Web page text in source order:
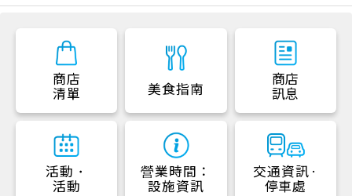
商店
清單 美食指南
商店
訊息
活動・
活動
營業時間：
設施資訊
交通資訊·
停車處